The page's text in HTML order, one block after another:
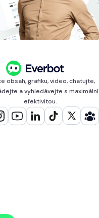
obsah, grafiku, video, chatujte,
a vyhledávejte s maximální
efektivitou.